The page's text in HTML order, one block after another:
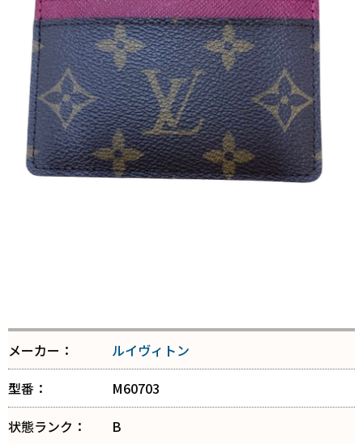
メーカー：
ルイヴィトン
型番：
M60703
状態ランク：
B